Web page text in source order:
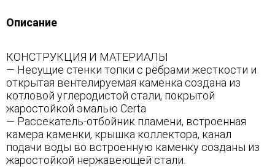
Описание
КОНСТРУКЦИЯ И МАТЕРИАЛЫ
— Несущие стенки топки с рёбрами жесткости и
открытая вентелируемая каменка создана из
котловой углеродистой стали, покрытой
жаростойкой эмалью Certa
— Рассекатель-отбойник пламени, встроенная
камера каменки, крышка коллектора, канал
подачи воды во встроенную каменку созданы из
жаростойкой нержавеющей стали.